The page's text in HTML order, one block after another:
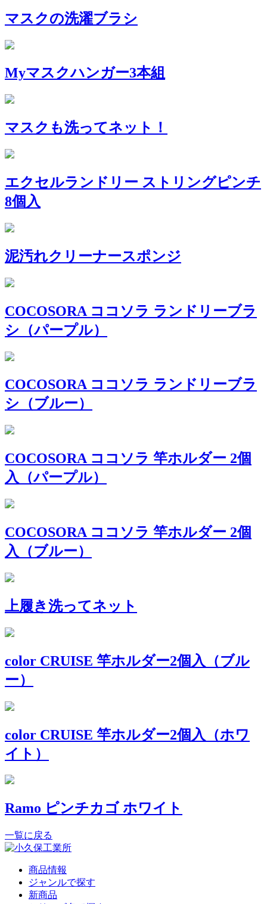
マスクの洗濯ブラシ
Myマスクハンガー3本組
マスクも洗ってネット！
エクセルランドリー ストリングピンチ
8個入
泥汚れクリーナースポンジ
COCOSORA ココソラ ランドリーブラ
シ（パープル）
COCOSORA ココソラ ランドリーブラ
シ（ブルー）
COCOSORA ココソラ 竿ホルダー 2個
入（パープル）
COCOSORA ココソラ 竿ホルダー 2個
入（ブルー）
上履き洗ってネット
color CRUISE 竿ホルダー2個入（ブル
ー）
color CRUISE 竿ホルダー2個入（ホワ
イト）
Ramo ピンチカゴ ホワイト
一覧に戻る
商品情報
ジャンルで探す
新商品